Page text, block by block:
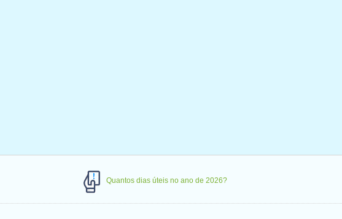
Quantos dias úteis no ano de 2026?